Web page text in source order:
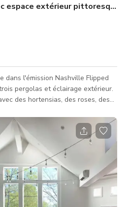
espace extérieur pittoresque
dans l'émission Nashville Flipped
pergolas et éclairage extérieur.
des hortensias, des roses, des
campagne, cette maison historique
tournage ! Elle dispose de trois
magiques, d'un charmant foyer